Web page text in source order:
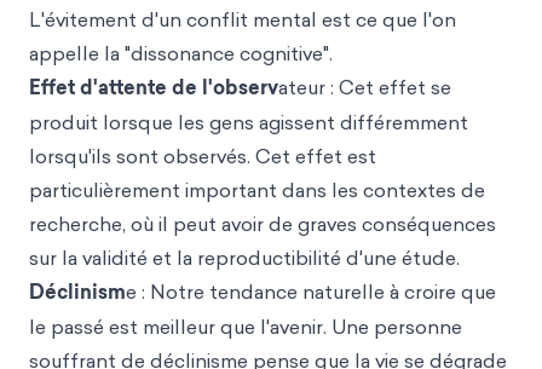
L'évitement d'un conflit mental est ce que l'on
appelle la "dissonance cognitive".
Effet d'attente de l'observateur : Cet effet se
produit lorsque les gens agissent différemment
lorsqu'ils sont observés. Cet effet est
particulièrement important dans les contextes de
recherche, où il peut avoir de graves conséquences
sur la validité et la reproductibilité d'une étude.
Déclinisme : Notre tendance naturelle à croire que
le passé est meilleur que l'avenir. Une personne
souffrant de déclinisme pense que la vie se dégrade